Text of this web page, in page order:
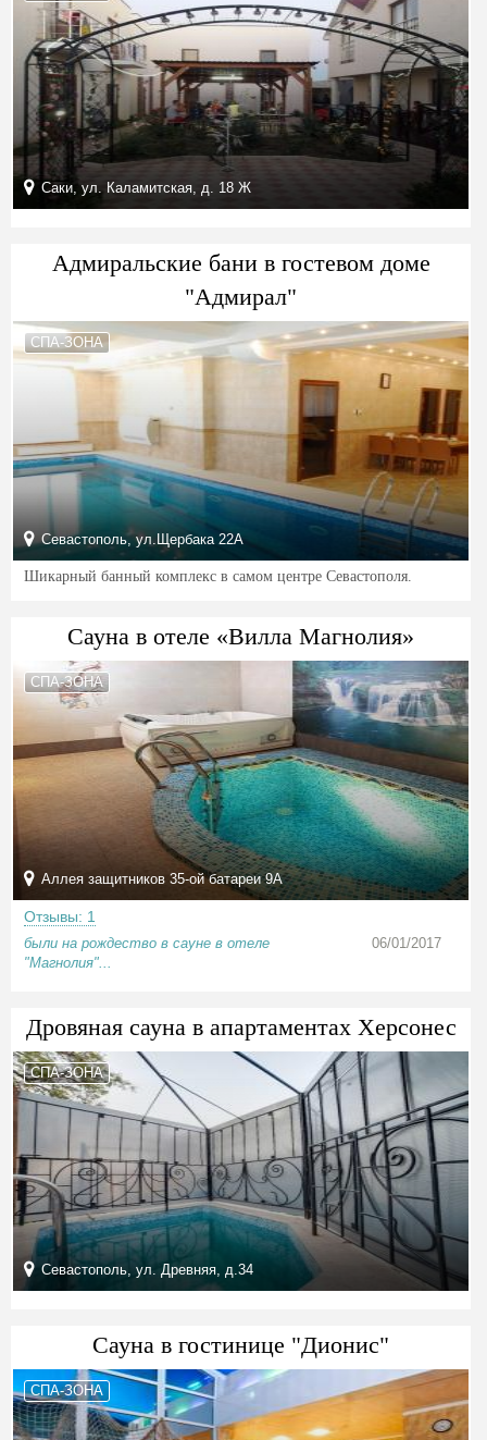
Саки, ул. Каламитская, д. 18 Ж
Адмиральские бани в гостевом доме
"Адмирал"
СПА-ЗОНА
Севастополь, ул.Щербака 22А
Шикарный банный комплекс в самом центре Севастополя.
Сауна в отеле «Вилла Магнолия»
СПА-ЗОНА
Аллея защитников 35-ой батареи 9А
Отзывы: 1
были на рождество в сауне в отеле
"Магнолия"...
06/01/2017
Дровяная сауна в апартаментах Херсонес
СПА-ЗОНА
Севастополь, ул. Древняя, д.34
Сауна в гостинице "Дионис"
СПА-ЗОНА